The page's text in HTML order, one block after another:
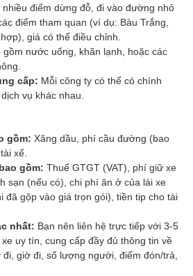
nhiều điểm dừng đỗ, đi vào đường nhỏ
điểm tham quan (ví dụ: Bàu Trắng,
giá có thể điều chỉnh.
gồm nước uống, khăn lạnh, hoặc các
cấp: Mỗi công ty có thể có chính
vụ khác nhau.
gồm: Xăng dầu, phí cầu đường (bao
xế.
gồm: Thuế GTGT (VAT), phí giữ xe
sạn (nếu có), chi phí ăn ở của lái xe
đã gộp vào giá trọn gói), tiền tip cho tài
nhất: Bạn nên liên hệ trực tiếp với 3-5
uy tín, cung cấp đầy đủ thông tin về
giờ đi, số lượng người, điểm đón/trả,